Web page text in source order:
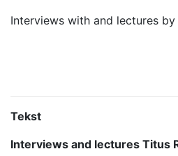
Interviews with and lectures by
Tekst
Interviews and lectures Titus